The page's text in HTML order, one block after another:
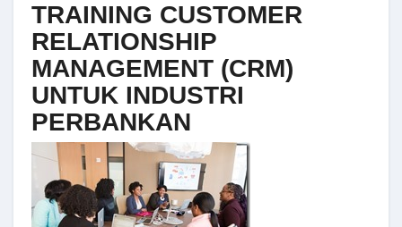
TRAINING CUSTOMER
RELATIONSHIP
MANAGEMENT (CRM)
UNTUK INDUSTRI
PERBANKAN